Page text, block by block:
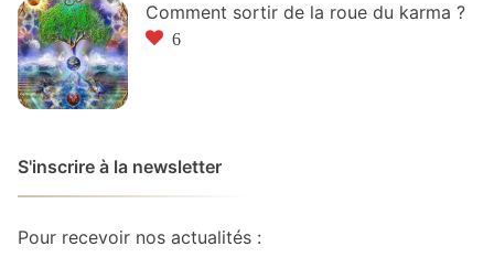
Comment sortir de la roue du karma ?
6
S'inscrire à la newsletter
Pour recevoir nos actualités :